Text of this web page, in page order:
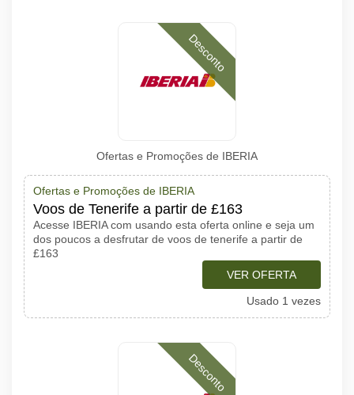
Desconto
Ofertas e Promoções de IBERIA
Ofertas e Promoções de IBERIA
Voos de Tenerife a partir de £163
Acesse IBERIA com usando esta oferta online e seja um
dos poucos a desfrutar de voos de tenerife a partir de
£163
VER OFERTA
Usado 1 vezes
Desconto